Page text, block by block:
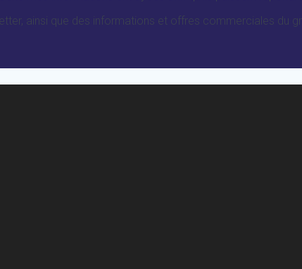
ainsi que des informations et offres commerciales du